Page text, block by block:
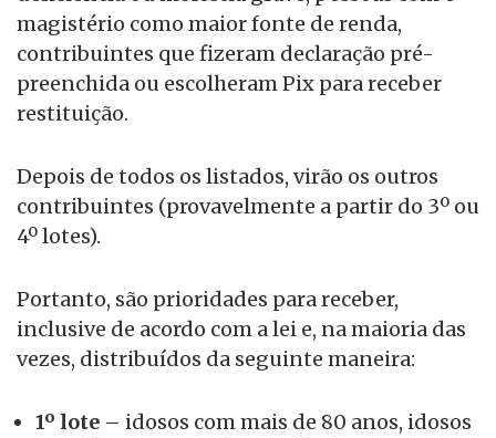
magistério como maior fonte de renda,
contribuintes que fizeram declaração pré-
preenchida ou escolheram Pix para receber
restituição.
Depois de todos os listados, virão os outros
contribuintes (provavelmente a partir do 3º ou
4º lotes).
Portanto, são prioridades para receber,
inclusive de acordo com a lei e, na maioria das
vezes, distribuídos da seguinte maneira:
1º lote – idosos com mais de 80 anos, idosos